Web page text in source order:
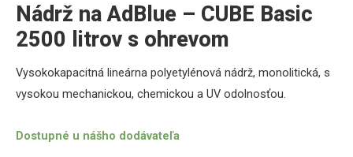
Nádrž na AdBlue – CUBE Basic
2500 litrov s ohrevom
Vysokokapacitná lineárna polyetylénová nádrž, monolitická, s
vysokou mechanickou, chemickou a UV odolnosťou.
Dostupné u nášho dodávateľa